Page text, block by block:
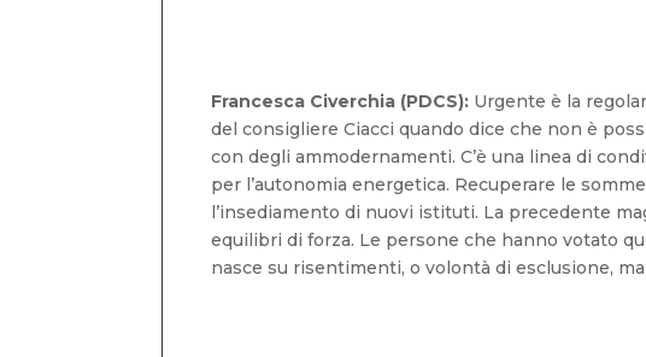
Francesca Civerchia (PDCS): Urgente è la
del consigliere Ciacci quando dice che non è
con degli ammodernamenti. C’è una linea di
per l’autonomia energetica. Recuperare le
l’insediamento di nuovi istituti. La precedente
equilibri di forza. Le persone che hanno votato
nasce su risentimenti, o volontà di esclusione,